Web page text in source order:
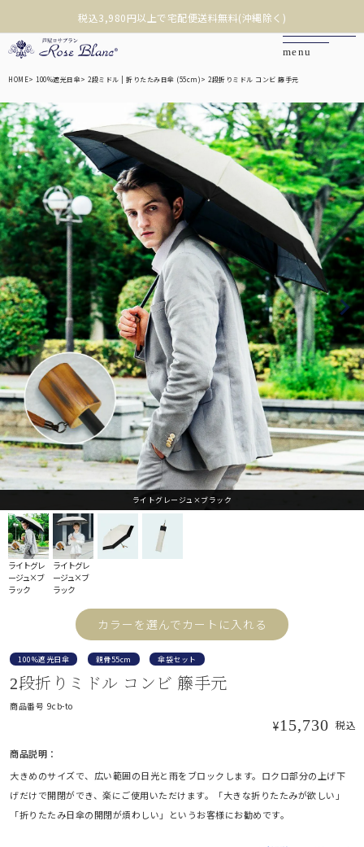
税込3,980円以上で宅配便送料無料(沖縄除く)
カートを見る
マイページ
お問い合わせ
ご利用ガイド
商品を探す
折り畳み日傘
ロサブランの折りたたみ日傘の中で最もコンパクトなサイズです。
長傘
ショートサイズ
遮光帽子
遮光雑貨
サングラス
HOME 100%遮光日傘 2段ミドル | 折りたたみ日傘 (55cm) 2段折りミドル コンビ 籐手元
❮ ❯
ライトグレージュ×ブラック
ライトグレ
ージュ×ブ
ラック
ライトグレ
ージュ×ブ
ラック
カラーを選んでカートに入れる
100%遮光日傘 親骨55cm 傘袋セット
2段折りミドル コンビ 籐手元
商品番号 9cb-to
¥15,730 税込
商品説明：
大きめのサイズで、広い範囲の日光と雨をブロックします。ロクロ部分の上げ下
げだけで開閉ができ、楽にご使用いただけます。「大きな折りたたみが欲しい」
「折りたたみ日傘の開閉が煩わしい」というお客様にお勧めです。